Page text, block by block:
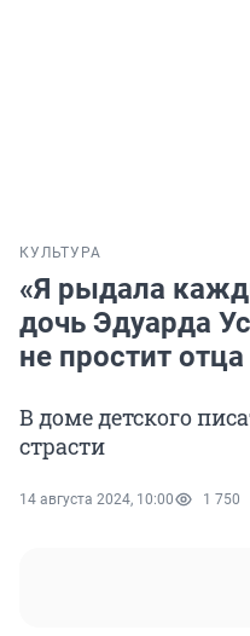
КУЛЬТУРА
«Я рыдала
дочь Эдуарда
не простит отца
В доме детского
страсти
14 августа 2024, 10:00 1 750